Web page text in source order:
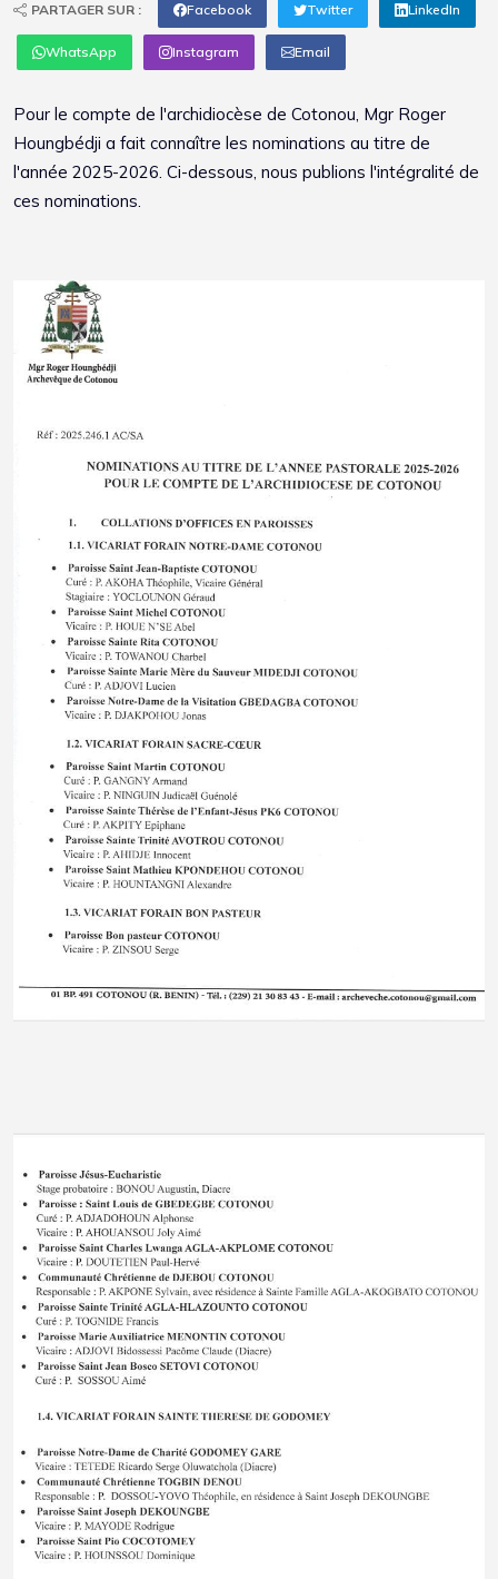
PARTAGER SUR : Facebook Twitter LinkedIn
WhatsApp Instagram Email
Pour le compte de l'archidiocèse de Cotonou, Mgr Roger
Houngbédji a fait connaître les nominations au titre de
l'année 2025-2026. Ci-dessous, nous publions l'intégralité de
ces nominations.